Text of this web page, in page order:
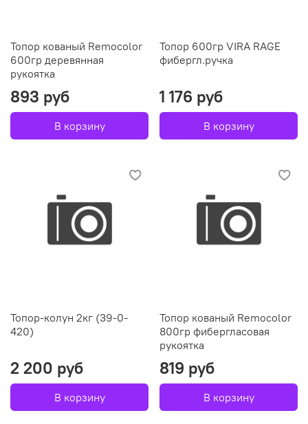
Топор кованый Remocolor
600гр деревянная
рукоятка
893 руб
В корзину
Топор 600гр VIRA RAGE
фибергл.ручка
1 176 руб
В корзину
Топор-колун 2кг (39-0-
420)
2 200 руб
В корзину
Топор кованый Remocolor
800гр фибергласовая
рукоятка
819 руб
В корзину